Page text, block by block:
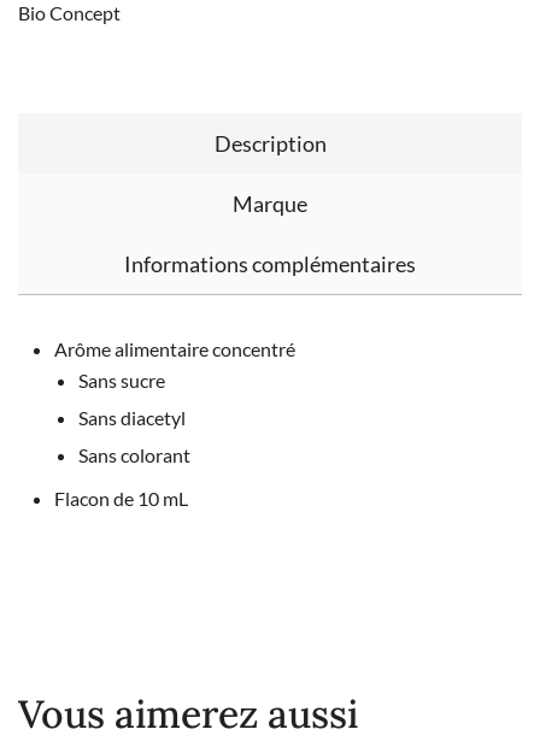
Bio Concept
Description
Marque
Informations complémentaires
Arôme alimentaire concentré
Sans sucre
Sans diacetyl
Sans colorant
Flacon de 10 mL
Vous aimerez aussi